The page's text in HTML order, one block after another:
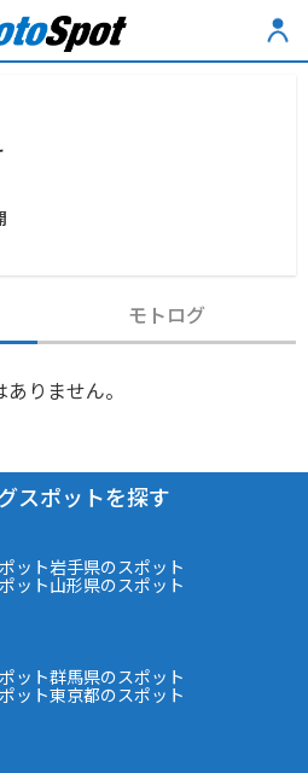
モトログ
りません。
スポットを探す
ット岩手県のスポット
ット山形県のスポット
ット群馬県のスポット
ット東京都のスポット